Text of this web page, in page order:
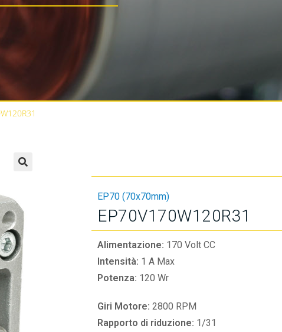
EP70 (70x70mm)
EP70V170W120R31
Alimentazione: 170 Volt CC
Intensità: 1 A Max
Potenza: 120 Wr
Giri Motore: 2800 RPM
Rapporto di riduzione: 1/31